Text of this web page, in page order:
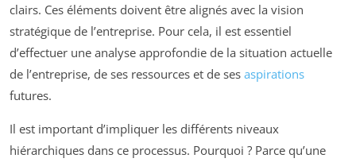
clairs. Ces éléments doivent être alignés avec la vision
stratégique de l’entreprise. Pour cela, il est essentiel
d’effectuer une analyse approfondie de la situation actuelle
de l’entreprise, de ses ressources et de ses aspirations
futures.
Il est important d’impliquer les différents niveaux
hiérarchiques dans ce processus. Pourquoi ? Parce qu’une